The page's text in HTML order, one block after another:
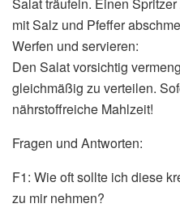
mit Salz und Pfeffer
Werfen und servieren:
Den Salat vorsichtig
gleichmäßig zu verteilen.
nährstoffreiche Mahlzeit!
Fragen und Antworten:
F1: Wie oft sollte ich diese
zu mir nehmen?